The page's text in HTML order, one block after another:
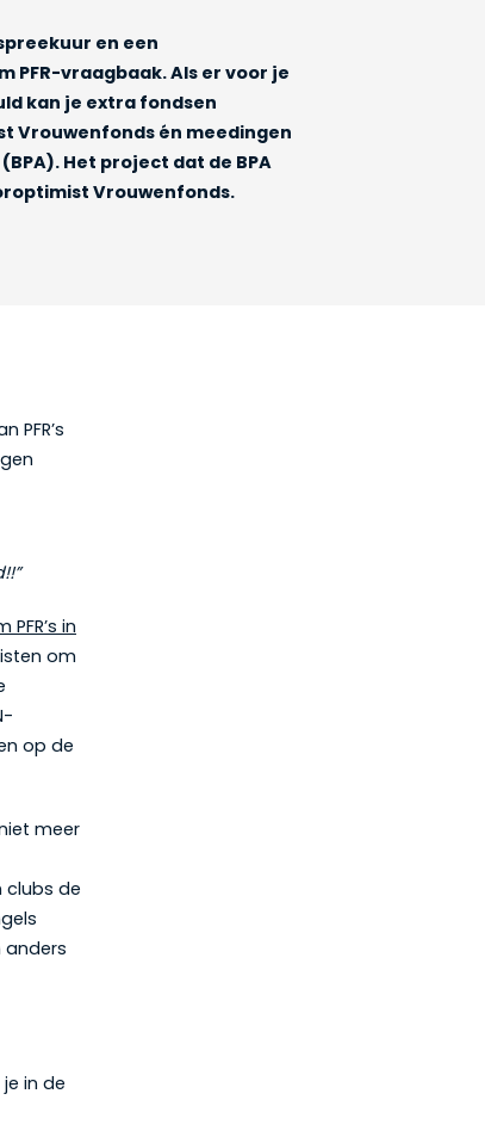
en een
PFR-vraagbaak. Als er voor je
kan je extra fondsen
Vrouwenfonds én meedingen
Het project dat de BPA
Vrouwenfonds.
in
om
op de
meer
clubs de
anders
in de